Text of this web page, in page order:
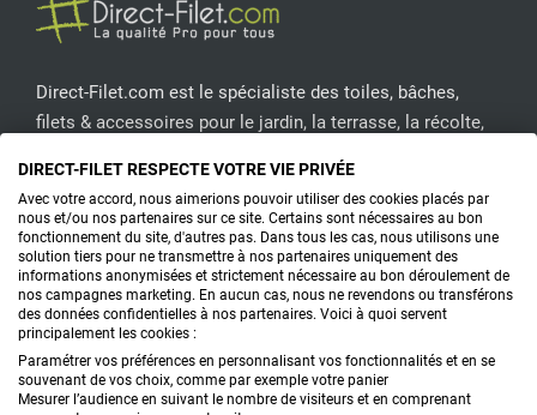
Direct-Filet.com est le spécialiste des toiles, bâches,
filets & accessoires pour le jardin, la terrasse, la récolte,
CONTACTEZ-NOUS
PRODUITS
CONSEILS
DIRECT-FILET RESPECTE VOTRE VIE PRIVÉE
Avec votre accord, nous aimerions pouvoir utiliser des cookies placés par
nous et/ou nos partenaires sur ce site. Certains sont nécessaires au bon
fonctionnement du site, d'autres pas. Dans tous les cas, nous utilisons une
solution tiers pour ne transmettre à nos partenaires uniquement des
informations anonymisées et strictement nécessaire au bon déroulement de
nos campagnes marketing. En aucun cas, nous ne revendons ou transférons
des données confidentielles à nos partenaires. Voici à quoi servent
principalement les cookies :
Paramétrer vos préférences en personnalisant vos fonctionnalités et en se
souvenant de vos choix, comme par exemple votre panier
Mesurer l’audience en suivant le nombre de visiteurs et en comprenant